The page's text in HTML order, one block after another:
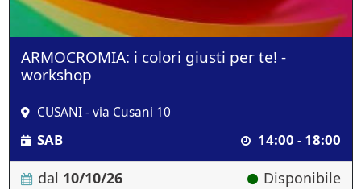
ARMOCROMIA: i colori giusti per te! -
workshop
CUSANI - via Cusani 10
SAB 14:00 - 18:00
dal 10/10/26 Disponibile